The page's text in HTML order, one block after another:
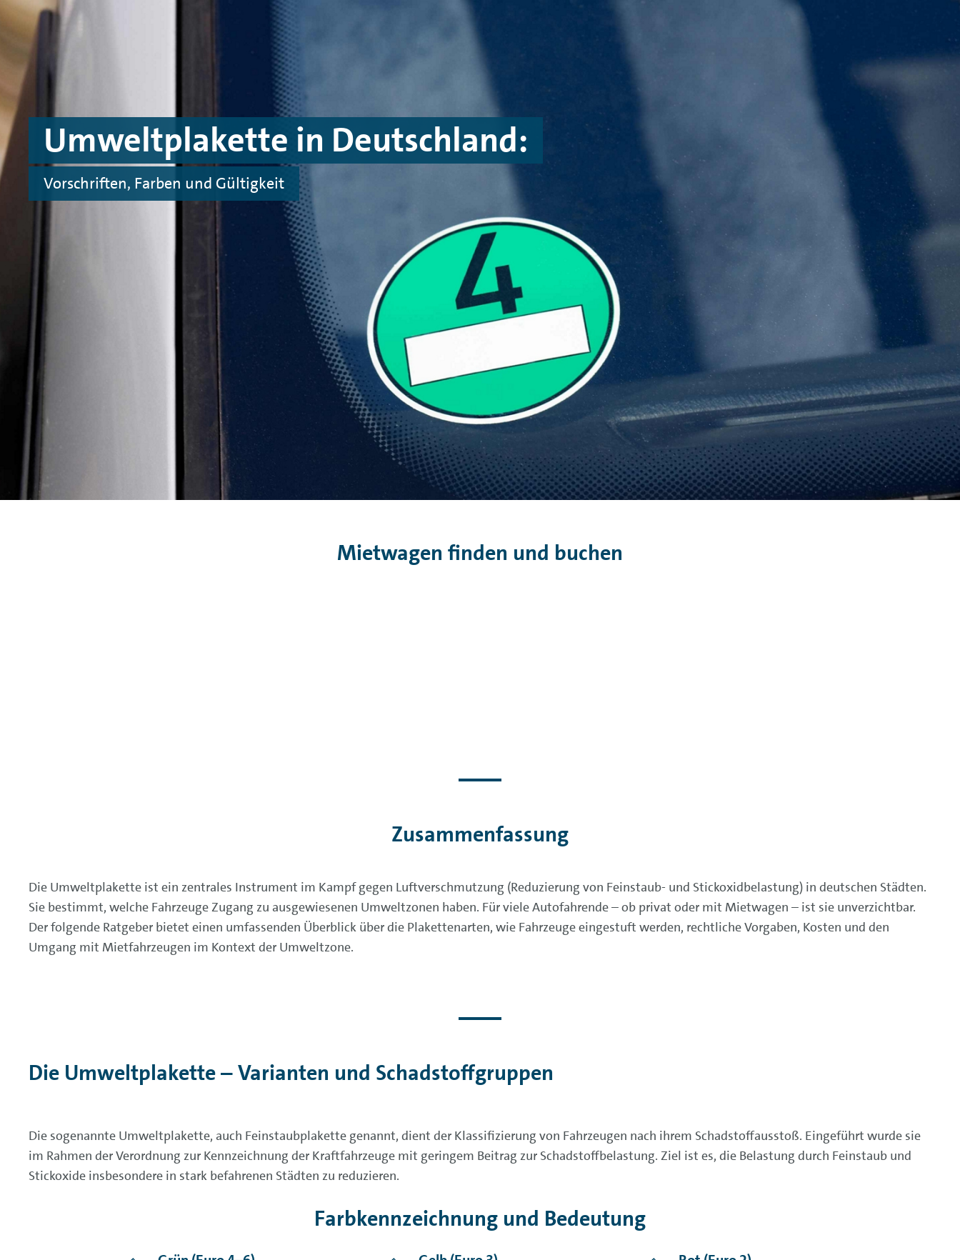
Skip to main content
Skip to footer
Umweltplakette in Deutschland:
Vorschriften, Farben und Gültigkeit
Mietwagen finden und buchen
Zusammenfassung
Die Umweltplakette ist ein zentrales Instrument im Kampf gegen Luftverschmutzung (Reduzierung von Feinstaub- und Stickoxidbelastung) in deutschen Städten.
Sie bestimmt, welche Fahrzeuge Zugang zu ausgewiesenen Umweltzonen haben. Für viele Autofahrende – ob privat oder mit Mietwagen – ist sie unverzichtbar.
Der folgende Ratgeber bietet einen umfassenden Überblick über die Plakettenarten, wie Fahrzeuge eingestuft werden, rechtliche Vorgaben, Kosten und den
Umgang mit Mietfahrzeugen im Kontext der Umweltzone.
Die Umweltplakette – Varianten und Schadstoffgruppen
Die sogenannte Umweltplakette, auch Feinstaubplakette genannt, dient der Klassifizierung von Fahrzeugen nach ihrem Schadstoffausstoß. Eingeführt wurde sie
im Rahmen der Verordnung zur Kennzeichnung der Kraftfahrzeuge mit geringem Beitrag zur Schadstoffbelastung. Ziel ist es, die Belastung durch Feinstaub und
Stickoxide insbesondere in stark befahrenen Städten zu reduzieren.
Farbkennzeichnung und Bedeutung